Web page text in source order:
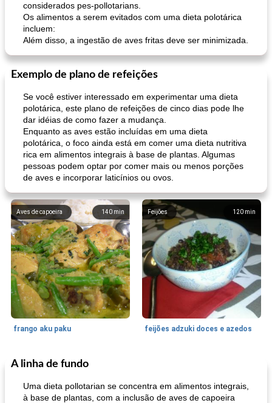
considerados pes-pollotarians.
Os alimentos a serem evitados com uma dieta polotárica
incluem:
Além disso, a ingestão de aves fritas deve ser minimizada.
Exemplo de plano de refeições
Se você estiver interessado em experimentar uma dieta
polotárica, este plano de refeições de cinco dias pode lhe
dar idéias de como fazer a mudança.
Enquanto as aves estão incluídas em uma dieta
polotárica, o foco ainda está em comer uma dieta nutritiva
rica em alimentos integrais à base de plantas. Algumas
pessoas podem optar por comer mais ou menos porções
de aves e incorporar laticínios ou ovos.
140 min
Aves de capoeira
frango aku paku
120 min
Feijões
feijões adzuki doces e azedos
Bolos
A linha de fundo
Uma dieta pollotarian se concentra em alimentos integrais,
à base de plantas, com a inclusão de aves de capoeira